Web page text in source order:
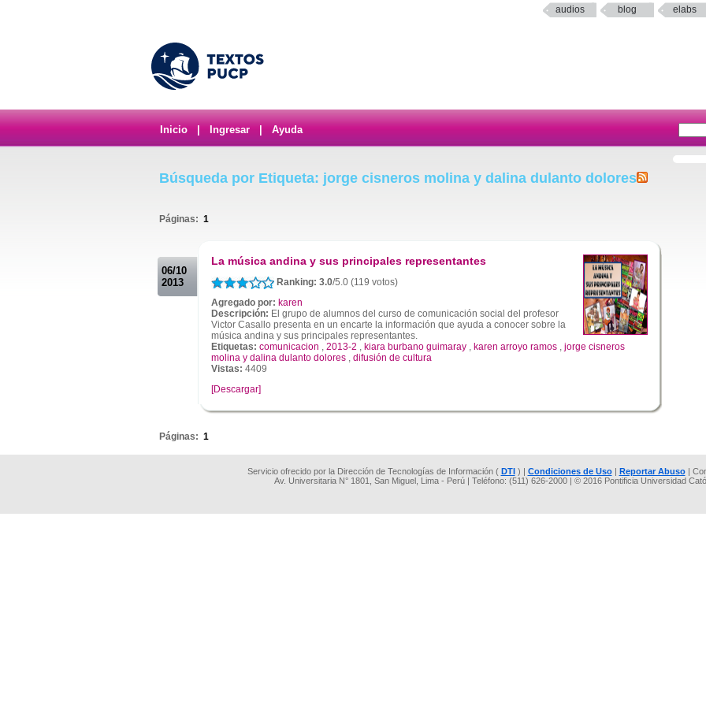
audios blog elabs
Inicio Ingresar Ayuda
Búsqueda por Etiqueta: jorge cisneros molina y dalina dulanto dolores
Páginas: 1
06/10
2013
La música andina y sus principales representantes
Ranking: 3.0/5.0 (119 votos)
Agregado por: karen
Descripción: El grupo de alumnos del curso de comunicación social del profesor
Victor Casallo presenta en un encarte la información que ayuda a conocer sobre la
música andina y sus principales representantes.
Etiquetas: comunicacion , 2013-2 , kiara burbano guimaray , karen arroyo ramos , jorge cisneros
molina y dalina dulanto dolores , difusión de cultura
Vistas: 4409
[Descargar]
Páginas: 1
Servicio ofrecido por la Dirección de Tecnologías de Información ( DTI) | Condiciones de Uso| Reportar Abuso|
Av. Universitaria N° 1801, San Miguel, Lima - Perú | Teléfono: (511) 626-2000 | © 2016 Pontificia Universidad